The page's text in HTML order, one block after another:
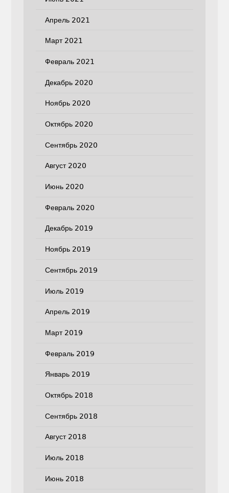
Апрель 2021
Март 2021
Февраль 2021
Декабрь 2020
Ноябрь 2020
Октябрь 2020
Сентябрь 2020
Август 2020
Июнь 2020
Февраль 2020
Декабрь 2019
Ноябрь 2019
Сентябрь 2019
Июль 2019
Апрель 2019
Март 2019
Февраль 2019
Январь 2019
Октябрь 2018
Сентябрь 2018
Август 2018
Июль 2018
Июнь 2018